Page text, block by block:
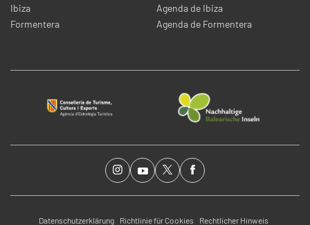
Ibiza
Formentera
Agenda de Ibiza
Agenda de Formentera
Datenschutzerklärung Richtlinie für Cookies Rechtlicher Hinweis